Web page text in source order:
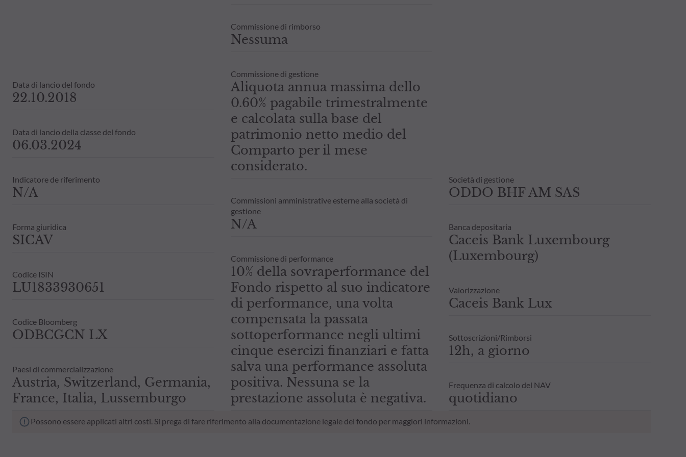
Data di lancio del fondo
22.10.2018
Data di lancio della classe del fondo
06.03.2024
Indicatore de riferimento
N/A
Forma giuridica
SICAV
Codice ISIN
LU1833930651
Codice Bloomberg
ODBCGCN LX
Paesi di commercializzazione
Austria, Switzerland, Germania,
France, Italia, Lussemburgo
Commissione di rimborso
Nessuma
Commissione di gestione
Aliquota annua massima dello
0.60% pagabile trimestralmente
e calcolata sulla base del
patrimonio netto medio del
Comparto per il mese
considerato.
Commissioni amministrative esterne alla società di
gestione
N/A
Commissione di performance
10% della sovraperformance del
Fondo rispetto al suo indicatore
di performance, una volta
compensata la passata
sottoperformance negli ultimi
cinque esercizi finanziari e fatta
salva una performance assoluta
positiva. Nessuna se la
prestazione assoluta è negativa.
Società di gestione
ODDO BHF AM SAS
Banca depositaria
Caceis Bank Luxembourg
(Luxembourg)
Valorizzazione
Caceis Bank Lux
Sottoscrizioni/Rimborsi
12h, a giorno
Frequenza di calcolo del NAV
quotidiano
Possono essere applicati altri costi. Si prega di fare riferimento alla documentazione legale del fondo per maggiori informazioni.